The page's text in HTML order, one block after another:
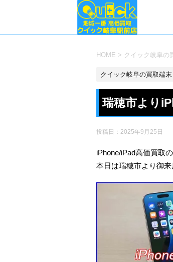
HOME > クイック岐阜の
クイック岐阜の買取端末
瑞穂市より
投稿日： 2025年9月25日
iPhone/iPad高価買取
本日は瑞穂市より御来